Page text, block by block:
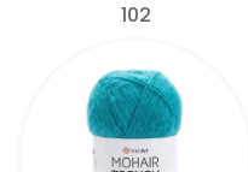
102